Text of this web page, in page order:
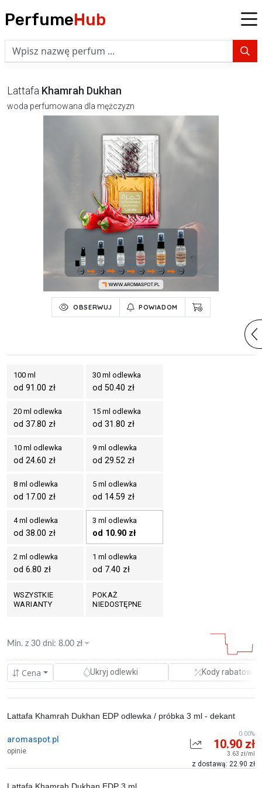
PerfumeHub
Lattafa Khamrah Dukhan
woda perfumowana dla mężczyzn
OBSERWUJ POWIADOM
100 ml
od 91.00 zł
30 ml odlewka
od 50.40 zł
20 ml odlewka
od 37.80 zł
15 ml odlewka
od 31.80 zł
10 ml odlewka
od 24.60 zł
9 ml odlewka
od 29.52 zł
8 ml odlewka
od 17.00 zł
5 ml odlewka
od 14.59 zł
4 ml odlewka
od 38.00 zł
3 ml odlewka
od 10.90 zł
2 ml odlewka
od 6.80 zł
1 ml odlewka
od 7.40 zł
WSZYSTKIE
WARIANTY
POKAŻ
NIEDOSTĘPNE
Cena Ukryj odlewki Kody rabatowe
Min. z 30 dni: 8.00 zł
aromaspot.pl
opinie
Lattafa Khamrah Dukhan EDP odlewka / próbka 3 ml - dekant
10.90 zł
3.63 zł/ml
z dostawą: 22.90 zł
0.00%